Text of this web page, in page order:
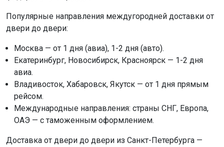
Популярные направления междугородней доставки от
двери до двери:
Москва — от 1 дня (авиа), 1-2 дня (авто).
Екатеринбург, Новосибирск, Красноярск — 1-2 дня
авиа.
Владивосток, Хабаровск, Якутск — от 1 дня прямым
рейсом.
Международные направления: страны СНГ, Европа,
ОАЭ — с таможенным оформлением.
Доставка от двери до двери из Санкт-Петербурга —